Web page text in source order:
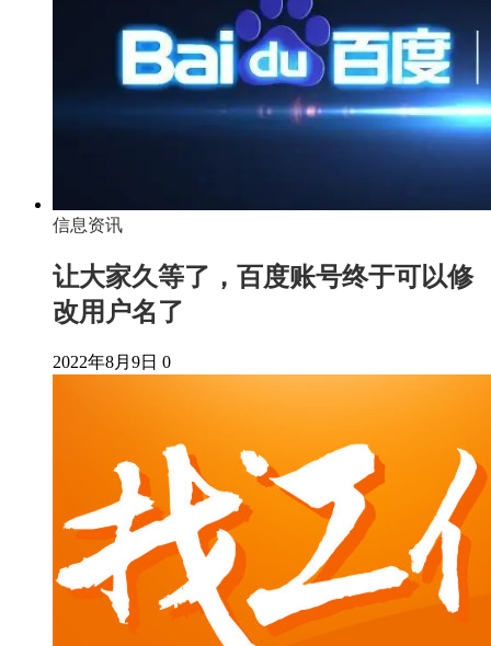
信息资讯
让大家久等了，百度账号终于可以修
改用户名了
2022年8月9日 0